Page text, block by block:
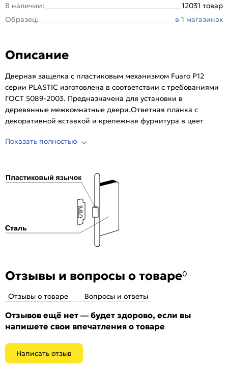
Дополнительная фиксация:
Без доп. фиксации
Количество шт. в упаковке:
100
В наличии:
12031 товар
Образец:
в 1 магазинах
Описание
Дверная защелка с пластиковым механизмом Fuaro P12
серии PLASTIC изготовлена в соответствии с требованиями
ГОСТ 5089-2003. Предназначена для установки в
деревянные межкомнатные двери.Ответная планка с
декоративной вставкой и крепежная фурнитура в цвет
Показать полностью
Отзывы и вопросы о товаре0
Отзывы о товаре Вопросы и ответы
Отзывов ещё нет — будет здорово, если вы
напишете свои впечатления о товаре
Написать отзыв